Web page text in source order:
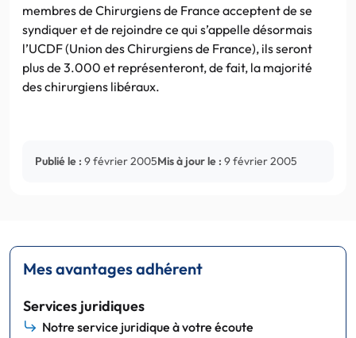
membres de Chirurgiens de France acceptent de se
syndiquer et de rejoindre ce qui s’appelle désormais
l’UCDF (Union des Chirurgiens de France), ils seront
plus de 3.000 et représenteront, de fait, la majorité
des chirurgiens libéraux.
Publié le : 9 février 2005Mis à jour le : 9 février 2005
Mes avantages adhérent
Services juridiques
Notre service juridique à votre écoute